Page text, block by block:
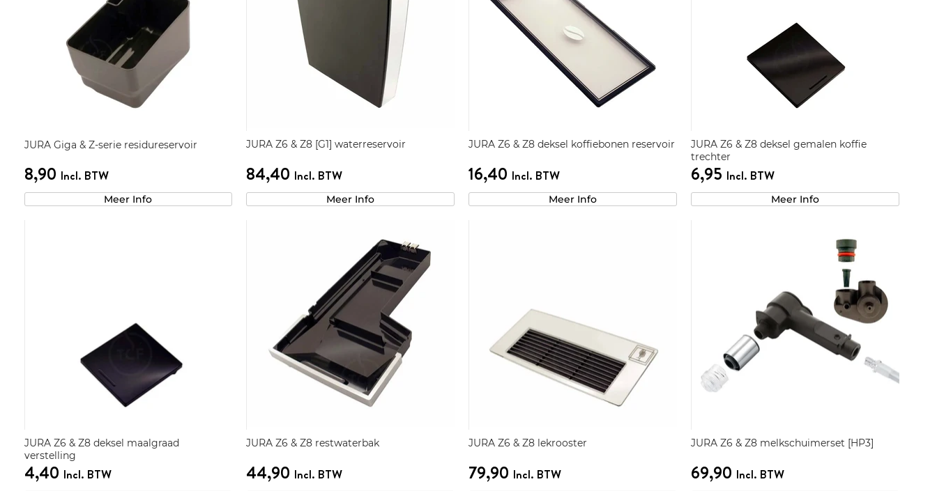
JURA Giga & Z-serie residureservoir
8,90 Incl. BTW
Meer Info
JURA Z6 & Z8 [G1] waterreservoir
84,40 Incl. BTW
Meer Info
JURA Z6 & Z8 deksel koffiebonen reservoir
16,40 Incl. BTW
Meer Info
JURA Z6 & Z8 deksel gemalen koffie
trechter
6,95 Incl. BTW
Meer Info
JURA Z6 & Z8 deksel maalgraad
verstelling
4,40 Incl. BTW
JURA Z6 & Z8 restwaterbak
44,90 Incl. BTW
JURA Z6 & Z8 lekrooster
79,90 Incl. BTW
JURA Z6 & Z8 melkschuimerset [HP3]
69,90 Incl. BTW